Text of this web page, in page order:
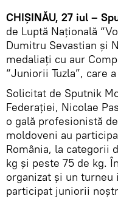
CHIŞINĂU, 27 iul –
de Luptă Națională
Dumitru Sevastian și
medaliați cu aur
“Juniorii Tuzla”, care
Solicitat de Sputnik
Federației, Nicolae
o gală profesionistă
moldoveni au
România, la categorii
kg și peste 75 de kg.
organizat și un turneu
participat juniorii